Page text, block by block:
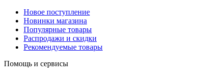
Новое поступление
Новинки магазина
Популярные товары
Распродажи и скидки
Рекомендуемые товары
Помощь и сервисы